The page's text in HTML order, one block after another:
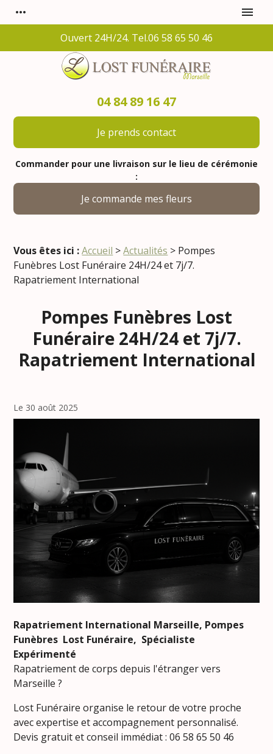
more_horiz menu
Ouvert 24H/24. Tel.06 58 65 50 46
04 84 89 16 47
Je prends contact
Commander pour une livraison sur le lieu de cérémonie
:
Je commande mes fleurs
Vous êtes ici : Accueil >Actualités > Pompes
Funèbres Lost Funéraire 24H/24 et 7j/7.
Rapatriement International
Pompes Funèbres Lost
Funéraire 24H/24 et 7j/7.
Rapatriement International
Le 30 août 2025
Rapatriement International Marseille, Pompes
Funèbres Lost Funéraire, Spécialiste
Expérimenté
Rapatriement de corps depuis l'étranger vers
Marseille ?
Lost Funéraire organise le retour de votre proche
avec expertise et accompagnement personnalisé.
Devis gratuit et conseil immédiat : 06 58 65 50 46